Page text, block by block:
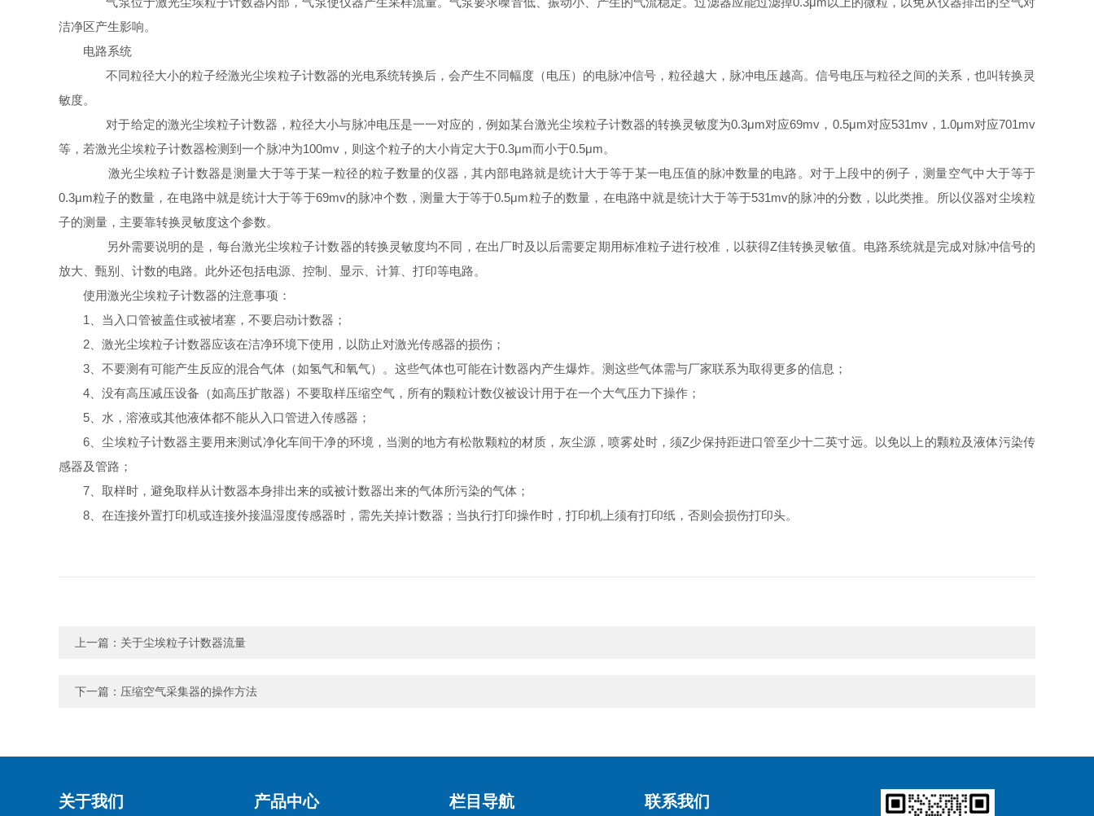
洁净区产生影响。
电路系统
不同粒径大小的粒子经激光尘埃粒子计数器的光电系统转换后，会产生不同幅度（电压）的电脉冲信号，粒径越大，脉冲电压越高。信号电压与粒径之间的关系，也叫转换灵
敏度。
对于给定的激光尘埃粒子计数器，粒径大小与脉冲电压是一一对应的，例如某台激光尘埃粒子计数器的转换灵敏度为0.3μm对应69mv，0.5μm对应531mv，1.0μm对应701mv
等，若激光尘埃粒子计数器检测到一个脉冲为100mv，则这个粒子的大小肯定大于0.3μm而小于0.5μm。
激光尘埃粒子计数器是测量大于等于某一粒径的粒子数量的仪器，其内部电路就是统计大于等于某一电压值的脉冲数量的电路。对于上段中的例子，测量空气中大于等于
0.3μm粒子的数量，在电路中就是统计大于等于69mv的脉冲个数，测量大于等于0.5μm粒子的数量，在电路中就是统计大于等于531mv的脉冲的分数，以此类推。所以仪器对尘埃粒
子的测量，主要靠转换灵敏度这个参数。
另外需要说明的是，每台激光尘埃粒子计数器的转换灵敏度均不同，在出厂时及以后需要定期用标准粒子进行校准，以获得Z佳转换灵敏值。电路系统就是完成对脉冲信号的
放大、甄别、计数的电路。此外还包括电源、控制、显示、计算、打印等电路。
使用激光尘埃粒子计数器的注意事项：
1、当入口管被盖住或被堵塞，不要启动计数器；
2、激光尘埃粒子计数器应该在洁净环境下使用，以防止对激光传感器的损伤；
3、不要测有可能产生反应的混合气体（如氢气和氧气）。这些气体也可能在计数器内产生爆炸。测这些气体需与厂家联系为取得更多的信息；
4、没有高压减压设备（如高压扩散器）不要取样压缩空气，所有的颗粒计数仪被设计用于在一个大气压力下操作；
5、水，溶液或其他液体都不能从入口管进入传感器；
6、尘埃粒子计数器主要用来测试净化车间干净的环境，当测的地方有松散颗粒的材质，灰尘源，喷雾处时，须Z少保持距进口管至少十二英寸远。以免以上的颗粒及液体污染传
感器及管路；
7、取样时，避免取样从计数器本身排出来的或被计数器出来的气体所污染的气体；
8、在连接外置打印机或连接外接温湿度传感器时，需先关掉计数器；当执行打印操作时，打印机上须有打印纸，否则会损伤打印头。
上一篇： 关于尘埃粒子计数器流量
下一篇： 压缩空气采集器的操作方法
关于我们 产品中心 栏目导航 联系我们